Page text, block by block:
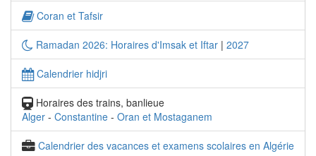
Coran et Tafsir
Ramadan 2026: Horaires d'Imsak et Iftar | 2027
Calendrier hidjri
Horaires des trains, banlieue
Alger - Constantine - Oran et Mostaganem
Calendrier des vacances et examens scolaires en Algérie